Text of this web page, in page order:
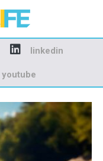
ve
linkedin
youtube